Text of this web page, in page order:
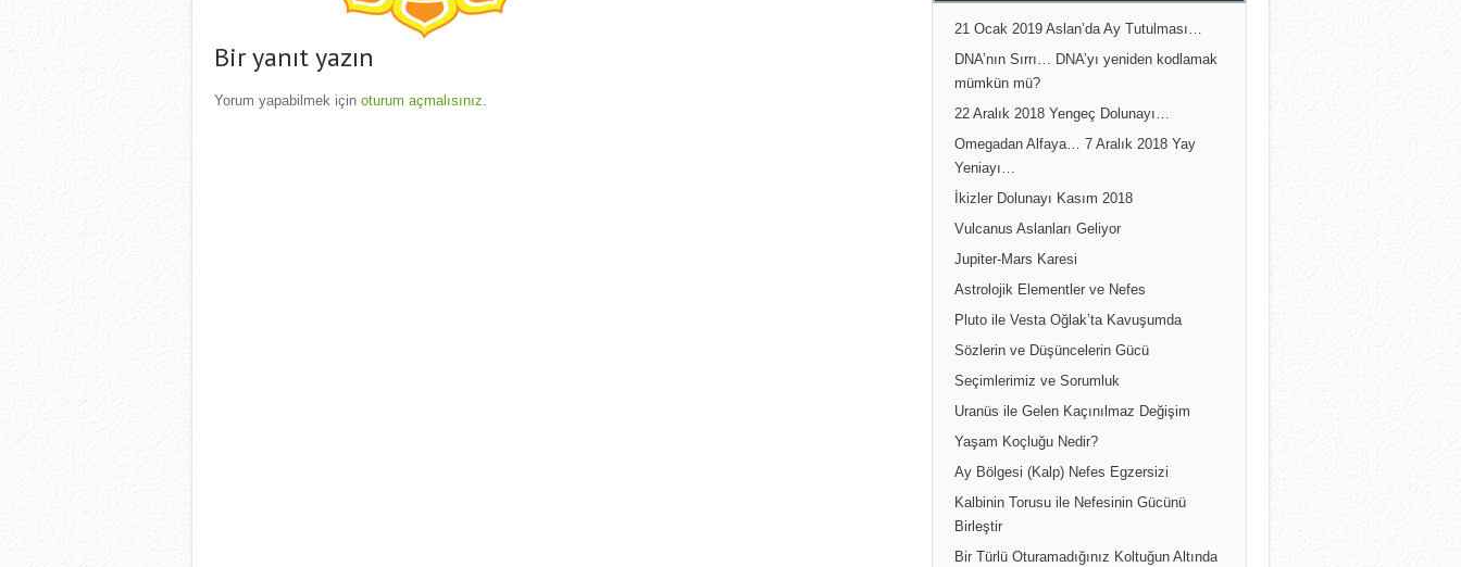
Bir yanıt yazın
Yorum yapabilmek için oturum açmalısınız.
21 Ocak 2019 Aslan’da Ay Tutulması…
DNA’nın Sırrı… DNA’yı yeniden kodlamak
mümkün mü?
22 Aralık 2018 Yengeç Dolunayı…
Omegadan Alfaya… 7 Aralık 2018 Yay
Yeniayı…
İkizler Dolunayı Kasım 2018
Vulcanus Aslanları Geliyor
Jupiter-Mars Karesi
Astrolojik Elementler ve Nefes
Pluto ile Vesta Oğlak’ta Kavuşumda
Sözlerin ve Düşüncelerin Gücü
Seçimlerimiz ve Sorumluk
Uranüs ile Gelen Kaçınılmaz Değişim
Yaşam Koçluğu Nedir?
Ay Bölgesi (Kalp) Nefes Egzersizi
Kalbinin Torusu ile Nefesinin Gücünü
Birleştir
Bir Türlü Oturamadığınız Koltuğun Altında